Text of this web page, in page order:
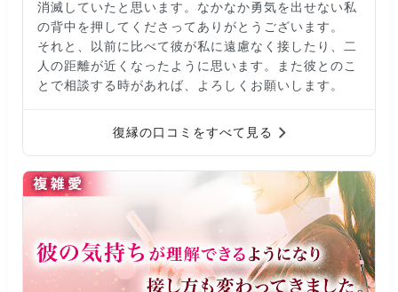
消滅していたと思います。なかなか勇気を出せない私
の背中を押してくださってありがとうございます。
それと、以前に比べて彼が私に遠慮なく接したり、二
人の距離が近くなったように思います。また彼とのこ
とで相談する時があれば、よろしくお願いします。
復縁の口コミをすべて見る